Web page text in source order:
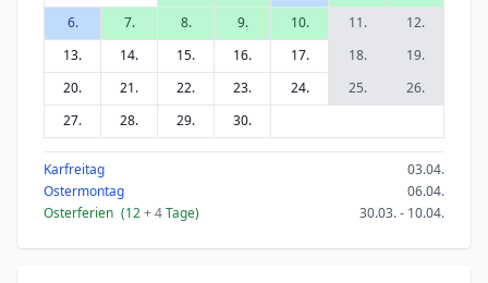
6.
7. 8. 9. 10. 11.
12.
13.
14. 15. 16. 17. 18.
19.
20.
21. 22. 23. 24. 25.
26.
27.
28. 29. 30.
Karfreitag
03.04.
Ostermontag
06.04.
Osterferien (12+ 4Tage) 30.03. - 10.04.